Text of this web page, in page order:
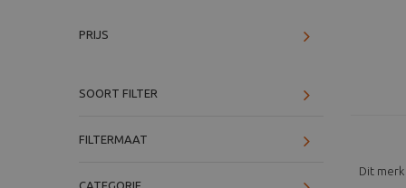
PRIJS
SOORT FILTER
FILTERMAAT
CATEGORIE
Dit